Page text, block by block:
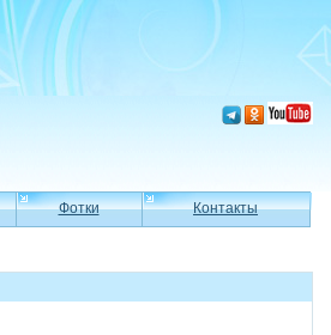
Фотки Контакты